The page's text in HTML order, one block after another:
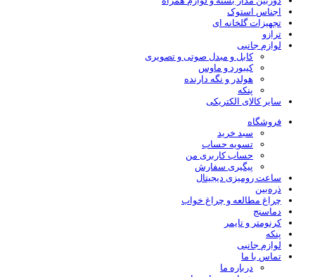
اجناس استوک
تجهیزات گلخانه ای
ترازو
لوازم جانبی
کابل و مبدل صوتی و تصویری
کیبورد و ماوس
هولدر و نگه دارنده
پنکه
سایر کالای الکتریکی
فروشگاه
سبد خرید
تسویه حساب
حساب کاربری من
پیگیری سفارش
ساعت‌ رومیزی دیجیتال
ذره‌بین‌
چراغ مطالعه و چراغ خواب
دماسنج‌
کرنومتر و تایمر
پنکه
لوازم جانبی
تماس با ما
درباره ما